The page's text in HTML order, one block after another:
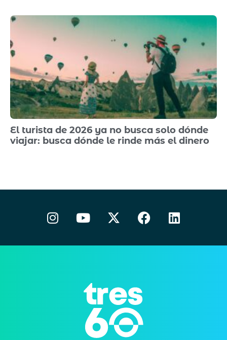
El turista de 2026 ya no busca solo dónde
viajar: busca dónde le rinde más el dinero